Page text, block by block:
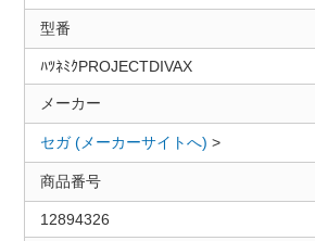
型番
ﾊﾂﾈﾐｸPROJECTDIVAX
メーカー
セガ (メーカーサイトへ) >
商品番号
12894326